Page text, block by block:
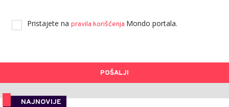
Pristajete na pravila korišćenja Mondo portala.
POŠALJI
NAJNOVIJE